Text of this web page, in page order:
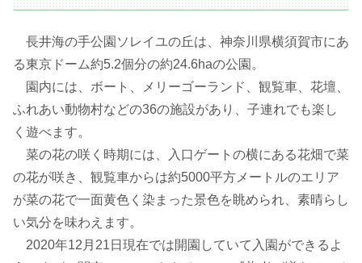
長井海の手公園ソレイユの丘は、神奈川県横須賀市にあ
る東京ドーム約5.2個分の約24.6haの公園。
園内には、ボート、メリーゴーランド、観覧車、花壇、
ふれあい動物村などの36の施設があり、子連れでも楽し
く遊べます。
菜の花の咲く時期には、入口ゲートの横にある花畑で菜
の花が咲き、観覧車からは約5000平方メートルのエリア
が菜の花で一面黄色く染まった景色を眺められ、素晴らし
い気分を味わえます。
2020年12月21日現在では開園していて入園ができるよ